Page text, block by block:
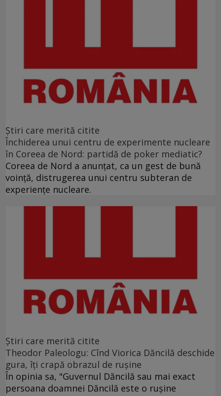
Ştiri care merită citite
Închiderea unui centru de experimente nucleare
în Coreea de Nord: partidă de poker mediatic?
Coreea de Nord a anunţat, ca un gest de bună
voinţă, distrugerea unui centru subteran de
experienţe nucleare.
Ştiri care merită citite
Theodor Paleologu: Cînd Viorica Dăncilă deschide
gura, îţi crapă obrazul de ruşine
În opinia sa, "Guvernul Dăncilă sau mai exact
persoana doamnei Dăncilă este o ruşine